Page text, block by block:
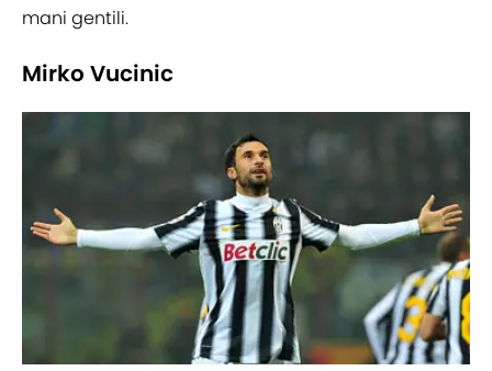
mani gentili.
Mirko Vucinic